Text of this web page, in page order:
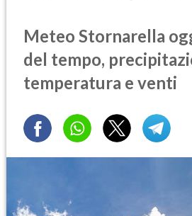
Meteo Stornarella
del tempo,
temperatura e venti